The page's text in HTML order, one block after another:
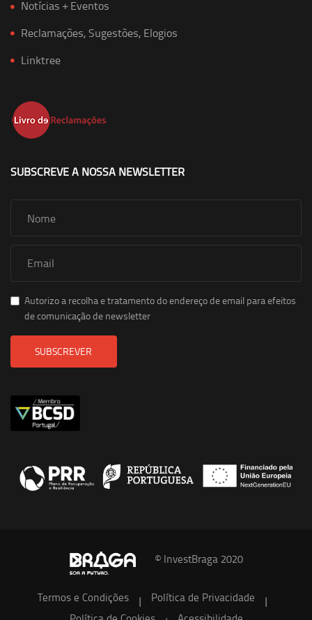
Notícias + Eventos
Reclamações, Sugestões, Elogios
Linktree
SUBSCREVE A NOSSA NEWSLETTER
Autorizo a recolha e tratamento do endereço de email para efeitos
de comunicação de newsletter
SUBSCREVER
© InvestBraga 2020
Termos e Condições | Política de Privacidade |